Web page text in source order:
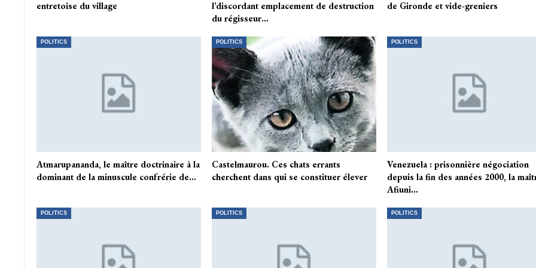
entretoise du village
l’discordant emplacement de destruction
du régisseur…
de Gironde et vide-greniers
POLITICS
Atmarupananda, le maître doctrinaire à la
dominant de la minuscule confrérie de…
POLITICS
Castelmaurou. Ces chats errants
cherchent dans qui se constituer élever
POLITICS
Venezuela : prisonnière négociation
depuis la fin des années 2000, la
Afiuni…
POLITICS POLITICS POLITICS